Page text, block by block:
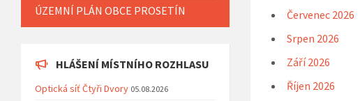
Červenec 2026
Srpen 2026
Září 2026
Říjen 2026
ÚZEMNÍ PLÁN OBCE PROSETÍN
HLÁŠENÍ MÍSTNÍHO ROZHLASU
Optická síť Čtyři Dvory 05.08.2026